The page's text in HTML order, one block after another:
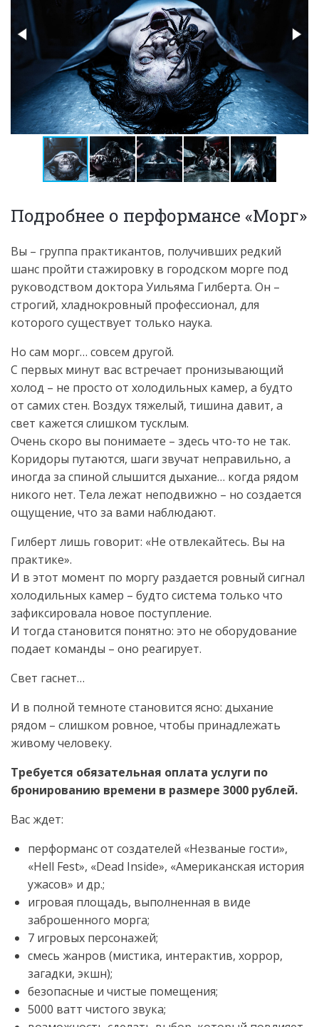
Подробнее о перформансе «Морг»
Вы – группа практикантов, получивших редкий
шанс пройти стажировку в городском морге под
руководством доктора Уильяма Гилберта. Он –
строгий, хладнокровный профессионал, для
которого существует только наука.
Но сам морг… совсем другой.
С первых минут вас встречает пронизывающий
холод – не просто от холодильных камер, а будто
от самих стен. Воздух тяжелый, тишина давит, а
свет кажется слишком тусклым.
Очень скоро вы понимаете – здесь что-то не так.
Коридоры путаются, шаги звучат неправильно, а
иногда за спиной слышится дыхание… когда рядом
никого нет. Тела лежат неподвижно – но создается
ощущение, что за вами наблюдают.
Гилберт лишь говорит: «Не отвлекайтесь. Вы на
практике».
И в этот момент по моргу раздается ровный сигнал
холодильных камер – будто система только что
зафиксировала новое поступление.
И тогда становится понятно: это не оборудование
подает команды – оно реагирует.
Свет гаснет…
И в полной темноте становится ясно: дыхание
рядом – слишком ровное, чтобы принадлежать
живому человеку.
Требуется обязательная оплата услуги по
бронированию времени в размере 3000 рублей.
Вас ждет:
перформанс от создателей «Незваные гости»,
«Hell Fest», «Dead Inside», «Американская история
ужасов» и др.;
игровая площадь, выполненная в виде
заброшенного морга;
7 игровых персонажей;
смесь жанров (мистика, интерактив, хоррор,
загадки, экшн);
безопасные и чистые помещения;
5000 ватт чистого звука;